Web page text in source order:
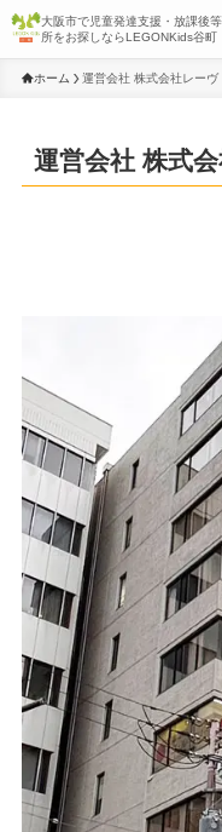
大阪市で児童発達支援・放課後
所をお探しならLEGONKids谷町
ホーム 運営会社 株式会社レーヴ
運営会社 株式